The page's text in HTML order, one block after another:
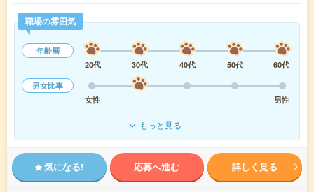
職場の雰囲気
年齢層
20代
30代 40代 50代
60代
男女比率
女性
男性
もっと見る
気になる! 応募へ進む 詳しく見る